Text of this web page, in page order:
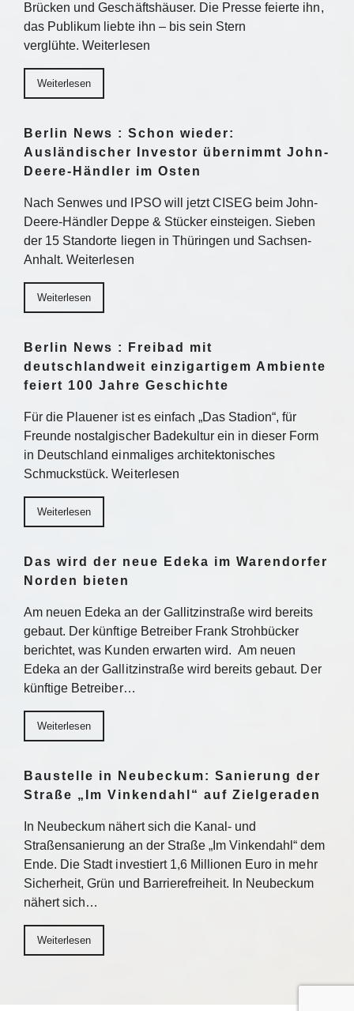
Brücken und Geschäftshäuser. Die Presse feierte ihn,
das Publikum liebte ihn – bis sein Stern
verglühte. Weiterlesen
Weiterlesen
Berlin News : Schon wieder:
Ausländischer Investor übernimmt John-
Deere-Händler im Osten
Nach Senwes und IPSO will jetzt CISEG beim John-
Deere-Händler Deppe & Stücker einsteigen. Sieben
der 15 Standorte liegen in Thüringen und Sachsen-
Anhalt. Weiterlesen
Weiterlesen
Berlin News : Freibad mit
deutschlandweit einzigartigem Ambiente
feiert 100 Jahre Geschichte
Für die Plauener ist es einfach „Das Stadion“, für
Freunde nostalgischer Badekultur ein in dieser Form
in Deutschland einmaliges architektonisches
Schmuckstück. Weiterlesen
Weiterlesen
Das wird der neue Edeka im Warendorfer
Norden bieten
Am neuen Edeka an der Gallitzinstraße wird bereits
gebaut. Der künftige Betreiber Frank Strohbücker
berichtet, was Kunden erwarten wird. Am neuen
Edeka an der Gallitzinstraße wird bereits gebaut. Der
künftige Betreiber…
Weiterlesen
Baustelle in Neubeckum: Sanierung der
Straße „Im Vinkendahl“ auf Zielgeraden
In Neubeckum nähert sich die Kanal- und
Straßensanierung an der Straße „Im Vinkendahl“ dem
Ende. Die Stadt investiert 1,6 Millionen Euro in mehr
Sicherheit, Grün und Barrierefreiheit. In Neubeckum
nähert sich…
Weiterlesen